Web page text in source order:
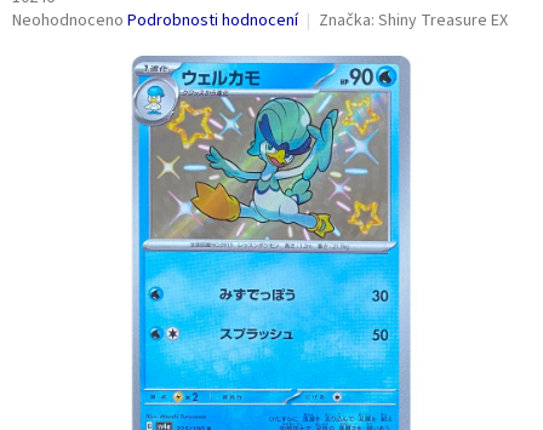
Průměrné
Neohodnoceno Podrobnosti hodnocení Značka: Shiny Treasure EX